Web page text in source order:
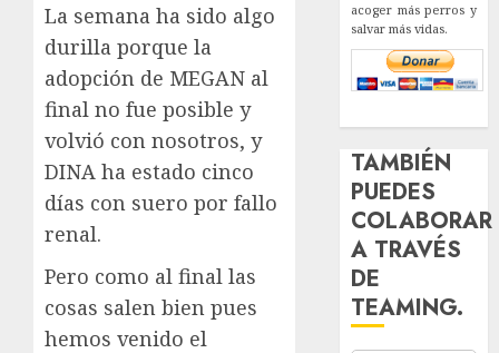
La semana ha sido algo
durilla porque la
adopción de MEGAN al
final no fue posible y
volvió con nosotros, y
DINA ha estado cinco
días con suero por fallo
renal.
Pero como al final las
cosas salen bien pues
hemos venido el
acoger más perros y
salvar más vidas.
TAMBIÉN
PUEDES
COLABORAR
A TRAVÉS
DE
TEAMING.